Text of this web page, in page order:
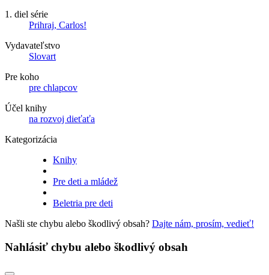
1. diel série
Prihraj, Carlos!
Vydavateľstvo
Slovart
Pre koho
pre chlapcov
Účel knihy
na rozvoj dieťaťa
Kategorizácia
Knihy
Pre deti a mládež
Beletria pre deti
Našli ste chybu alebo škodlivý obsah? Dajte nám, prosím, vedieť!
Nahlásiť chybu alebo škodlivý obsah